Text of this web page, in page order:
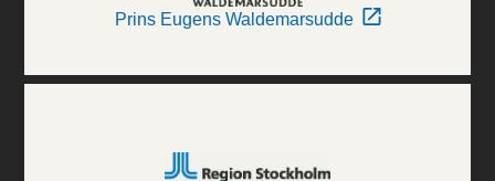
Prins Eugens Waldemarsudde